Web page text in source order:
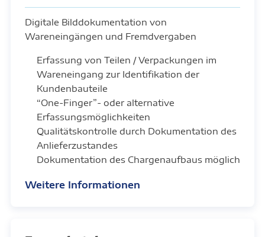
Digitale Bilddokumentation von
Wareneingängen und Fremdvergaben
Erfassung von Teilen / Verpackungen im
Wareneingang zur Identifikation der
Kundenbauteile
“One-Finger”- oder alternative
Erfassungsmöglichkeiten
Qualitätskontrolle durch Dokumentation des
Anlieferzustandes
Dokumentation des Chargenaufbaus möglich
Weitere Informationen